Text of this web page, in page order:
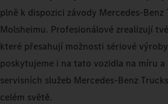
plně k dispozici závody
Molsheimu. Profesionálové zrealizují
které přesahují možnosti sériové
poskytujeme i na tato vozidla na míru
servisních služeb Mercedes‑Benz
celém světě.